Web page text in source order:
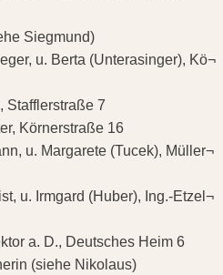
Siegmund)
u. Berta (Unterasinger), Kö¬
7
Körnerstraße 16
u. Margarete (Tucek), Müller¬
u. Irmgard (Huber), Ing.-Etzel¬
a. D., Deutsches Heim 6
(siehe Nikolaus)